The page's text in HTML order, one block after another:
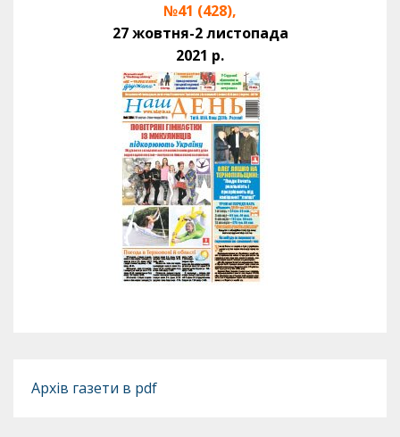
№41 (428),
27 жовтня-2 листопада
2021 р.
Архів газети в pdf